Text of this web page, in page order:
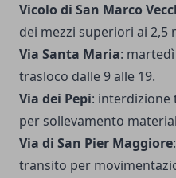
Vicolo di San Marco
dei mezzi superiori ai 2,5
Via Santa Maria:
trasloco dalle 9 alle 19.
Via dei Pepi: interdizione
per sollevamento
Via di San Pier Maggiore
transito per